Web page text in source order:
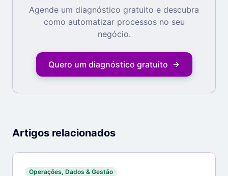
Agende um diagnóstico gratuito e descubra
como automatizar processos no seu
negócio.
Quero um diagnóstico gratuito
Artigos relacionados
Operações, Dados & Gestão